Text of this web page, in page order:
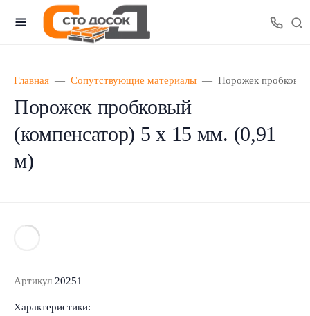
Главная Сопутствующие материалы Порожек
Порожек пробковый
(компенсатор) 5 х 15 мм. (0,91
м)
Артикул 20251
Характеристики: